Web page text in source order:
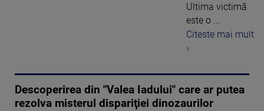
Ultima victimă
este o ...
Citeste mai mult
›
Descoperirea din "Valea Iadului" care ar putea
rezolva misterul dispariţiei dinozaurilor